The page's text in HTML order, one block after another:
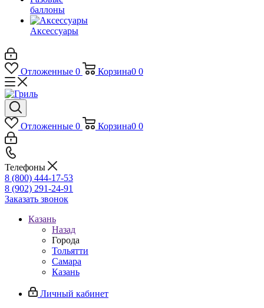
баллоны
Аксессуары
Отложенные 0 Корзина0 0
Отложенные 0 Корзина0 0
Телефоны
8 (800) 444-17-53
8 (902) 291-24-91
Заказать звонок
Казань
Назад
Города
Тольятти
Самара
Казань
Личный кабинет